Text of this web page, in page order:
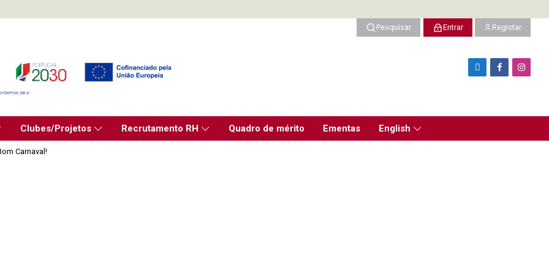
Pesquisar Entrar Registar
Clubes/Projetos Recrutamento RH Quadro de mérito Ementas English
Carnaval!